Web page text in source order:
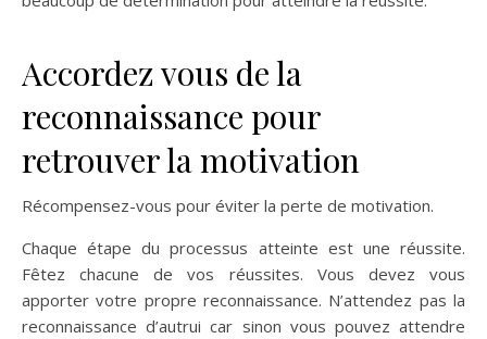
Accordez vous de la
reconnaissance pour
retrouver la motivation
Récompensez-vous pour éviter la perte de motivation.
Chaque étape du processus atteinte est une réussite.
Fêtez chacune de vos réussites. Vous devez vous
apporter votre propre reconnaissance. N’attendez pas la
reconnaissance d’autrui car sinon vous pouvez attendre